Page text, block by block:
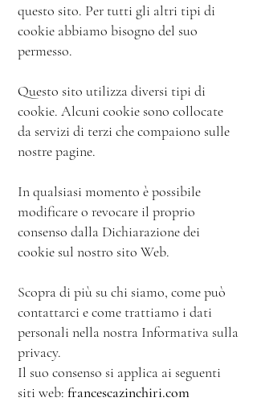
questo sito. Per tutti gli altri tipi di
cookie abbiamo bisogno del suo
permesso.
Questo sito utilizza diversi tipi di
cookie. Alcuni cookie sono collocate
da servizi di terzi che compaiono sulle
nostre pagine.
In qualsiasi momento è possibile
modificare o revocare il proprio
consenso dalla Dichiarazione dei
cookie sul nostro sito Web.
Scopra di più su chi siamo, come può
contattarci e come trattiamo i dati
personali nella nostra Informativa sulla
privacy.
Il suo consenso si applica ai seguenti
siti web: francescazinchiri.com